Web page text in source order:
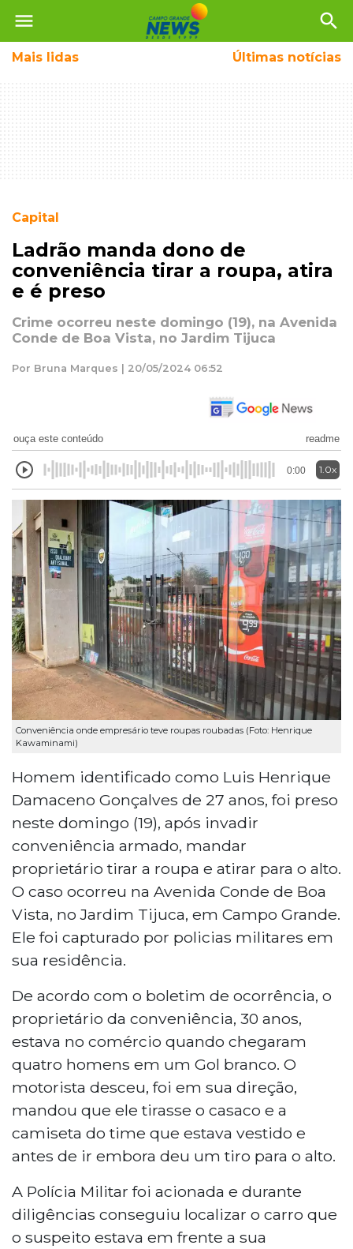
menu search
Mais lidas Últimas notícias
Capital
Ladrão manda dono de
conveniência tirar a roupa, atira
e é preso
Crime ocorreu neste domingo (19), na Avenida
Conde de Boa Vista, no Jardim Tijuca
Por Bruna Marques | 20/05/2024 06:52
ouça este conteúdo readme
0:00 1.0x
Conveniência onde empresário teve roupas roubadas (Foto: Henrique
Kawaminami)
Homem identificado como Luis Henrique
Damaceno Gonçalves de 27 anos, foi preso
neste domingo (19), após invadir
conveniência armado, mandar
proprietário tirar a roupa e atirar para o alto.
O caso ocorreu na Avenida Conde de Boa
Vista, no Jardim Tijuca, em Campo Grande.
Ele foi capturado por policias militares em
sua residência.
De acordo com o boletim de ocorrência, o
proprietário da conveniência, 30 anos,
estava no comércio quando chegaram
quatro homens em um Gol branco. O
motorista desceu, foi em sua direção,
mandou que ele tirasse o casaco e a
camiseta do time que estava vestido e
antes de ir embora deu um tiro para o alto.
A Polícia Militar foi acionada e durante
diligências conseguiu localizar o carro que
o suspeito estava em frente a sua